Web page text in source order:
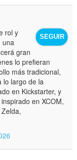
SEGUIR
rol y
una
gran
lo prefieran
más tradicional,
lo largo de la
en Kickstarter, y
en XCOM,